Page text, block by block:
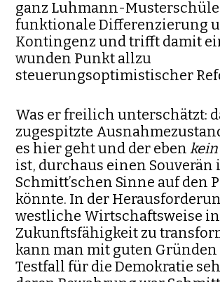
ganz Luhmann-
funktionale Differenzierung
Kontingenz und trifft damit
wunden Punkt allzu
steuerungsoptimistischer
Was er freilich unterschätzt:
zugespitzte
es hier geht und der ebenkein
ist, durchaus einen Souverän
Schmitt’schen Sinne auf den
könnte. In der
westliche Wirtschaftsweise
Zukunftsfähigkeit zu
kann man mit guten
Testfall für die Demo­kratie